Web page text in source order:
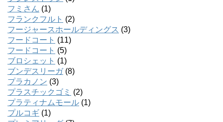
フミさん (1)
フランクフルト (2)
フージャースホールディングス (3)
フードコート (11)
フードコート (5)
ブロシェット (1)
ブンデスリーガ(8)
プラカノン (3)
プラスチックゴミ (2)
プラティナムモール (1)
プルコギ (1)